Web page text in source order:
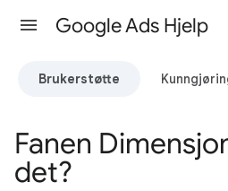
Google Ads Hjelp
Brukerstøtte
Fanen
det?